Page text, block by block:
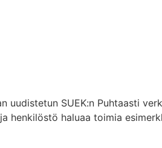
SUEK:n Puhtaasti
haluaa toimia